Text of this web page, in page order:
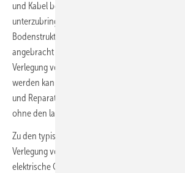
und Kabel bei hoher Zugänglichkeit und
unterzubringen. Ein Doppelboden besteht aus
Bodenstruktur, die über dem eigentlichen Boden
angebracht ist. Diese Struktur schafft einen
Verlegung von Leitungen, Kabeln und anderen
werden kann. Durch den einfachen Zugang
und Reparaturen an den Kabeln und Leitungen
ohne den laufenden Betrieb im Gebäude zu
Zu den typischen Anwendungen in
Verlegung von Stromkabeln für Steckdosen,
elektrische Geräte. Außerdem ermöglichen sie